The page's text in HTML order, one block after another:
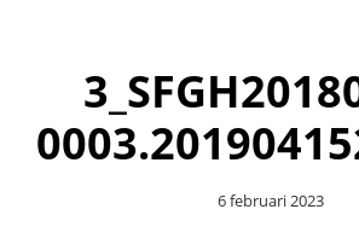
6 februari 2023